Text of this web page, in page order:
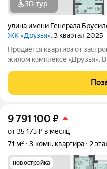
3D-тур
улица имени Генерала
ЖК «Друзья», 3 квартал 2025
Продаётся квартира от
жилом комплексе «Друзья».
Бесплатные игровая комната
9 791 100 ₽
от 35 173 ₽ в месяц
71 м²
3-комн. квартира 2
новостройка